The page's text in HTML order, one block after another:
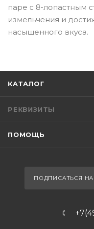
паре с 8-лопастным
измельчения и
насыщенного вкуса.
КАТАЛОГ
РЕКВИЗИТЫ
ПОМОЩЬ
ПОДПИСАТЬСЯ